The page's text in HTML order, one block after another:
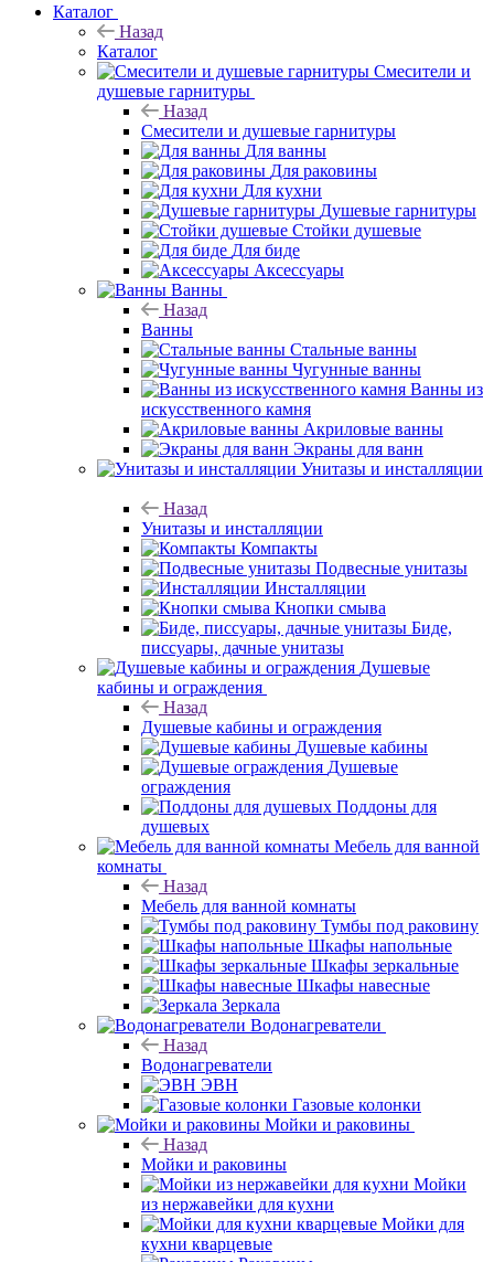
Каталог
Назад
Каталог
Смесители и
душевые гарнитуры
Назад
Смесители и душевые гарнитуры
Для ванны
Для раковины
Для кухни
Душевые гарнитуры
Стойки душевые
Для биде
Аксессуары
Ванны
Назад
Ванны
Стальные ванны
Чугунные ванны
Ванны из
искусственного камня
Акриловые ванны
Экраны для ванн
Унитазы и инсталляции
Назад
Унитазы и инсталляции
Компакты
Подвесные унитазы
Инсталляции
Кнопки смыва
Биде,
писсуары, дачные унитазы
Душевые
кабины и ограждения
Назад
Душевые кабины и ограждения
Душевые кабины
Душевые
ограждения
Поддоны для
душевых
Мебель для ванной
комнаты
Назад
Мебель для ванной комнаты
Тумбы под раковину
Шкафы напольные
Шкафы зеркальные
Шкафы навесные
Зеркала
Водонагреватели
Назад
Водонагреватели
ЭВН
Газовые колонки
Мойки и раковины
Назад
Мойки и раковины
Мойки
из нержавейки для кухни
Мойки для
кухни кварцевые